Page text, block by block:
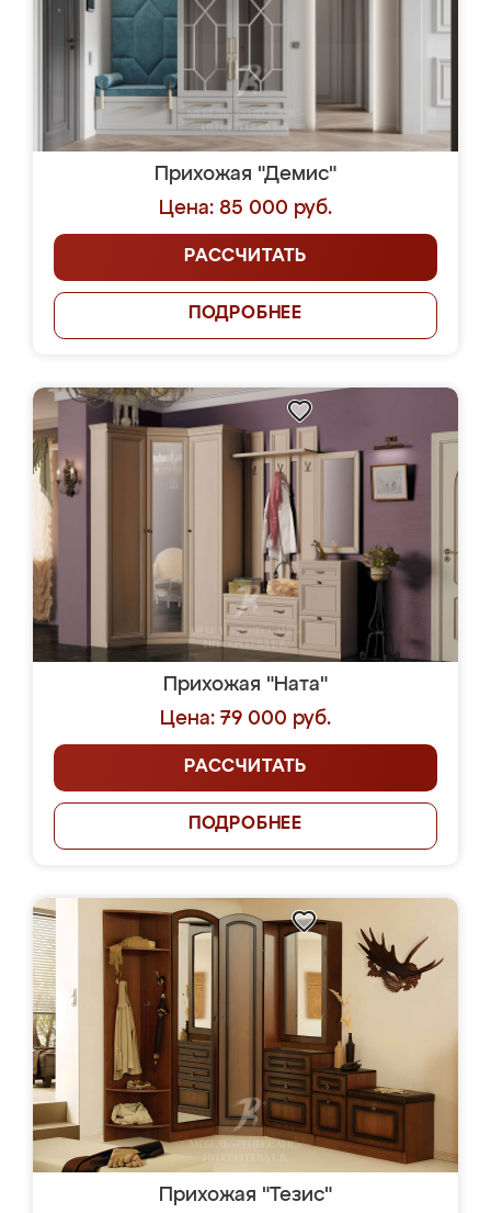
Прихожая "Демис"
Цена: 85 000 руб.
РАССЧИТАТЬ
ПОДРОБНЕЕ
Прихожая "Ната"
Цена: 79 000 руб.
РАССЧИТАТЬ
ПОДРОБНЕЕ
Прихожая "Тезис"